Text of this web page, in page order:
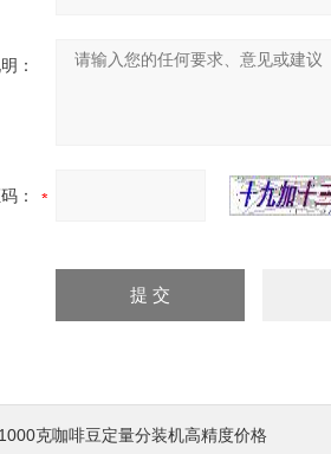
：
：
克咖啡豆定量分装机高精度价格